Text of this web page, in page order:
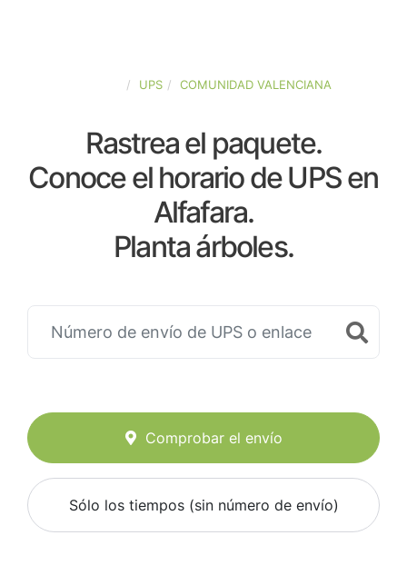
UPS COMUNIDAD VALENCIANA
Rastrea el paquete.
Conoce el horario de UPS en
Alfafara.
Planta árboles.
Comprobar el envío
Sólo los tiempos (sin número de envío)